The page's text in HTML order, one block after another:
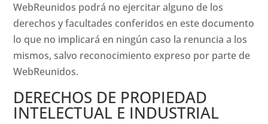
WebReunidos podrá no ejercitar alguno de los
derechos y facultades conferidos en este documento
lo que no implicará en ningún caso la renuncia a los
mismos, salvo reconocimiento expreso por parte de
WebReunidos.
DERECHOS DE PROPIEDAD
INTELECTUAL E INDUSTRIAL